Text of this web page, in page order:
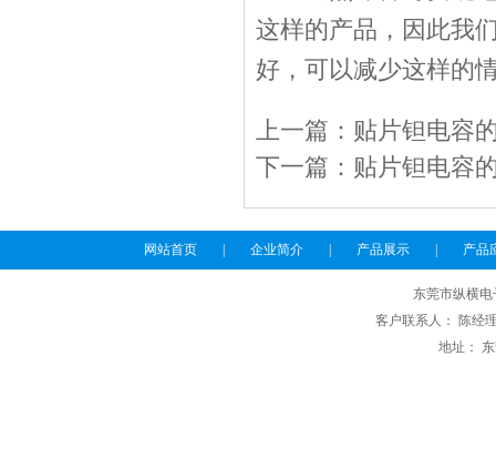
这样的产品，因此我
好，可以减少这样的
上一篇： 贴片钽电容
下一篇： 贴片钽电容
网站首页 企业简介 产品展示 产品
东莞市纵横
客户联系人： 陈经
地址：